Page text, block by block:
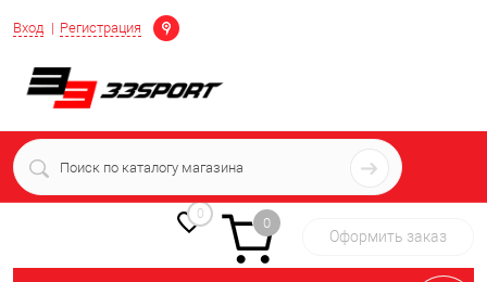
Вход Регистрация
Определение
+7 (939) 716-10-06
пн-пт 7:00-16:00 МСК
0
0
Оформить заказ